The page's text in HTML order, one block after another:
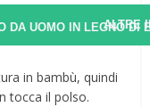
ALTRE
in bambù, quindi
tocca il polso.